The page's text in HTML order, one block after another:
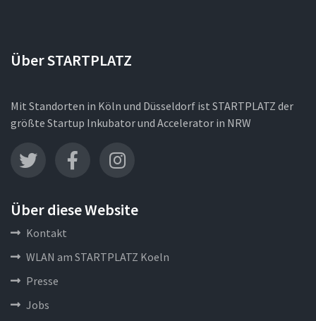
Über STARTPLATZ
Mit Standorten in Köln und Düsseldorf ist STARTPLATZ der
größte Startup Inkubator und Accelerator in NRW
Über diese Website
Kontakt
WLAN am STARTPLATZ Koeln
Presse
Jobs